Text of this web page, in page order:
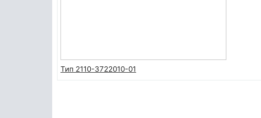
Тип 2110-3722010-01